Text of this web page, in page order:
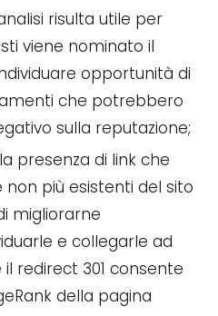
risulta utile per
viene nominato il
opportunità di
che potrebbero
sulla reputazione;
presenza di link che
più esistenti del sito
migliorarne
e collegarle ad
redirect 301 consente
della pagina